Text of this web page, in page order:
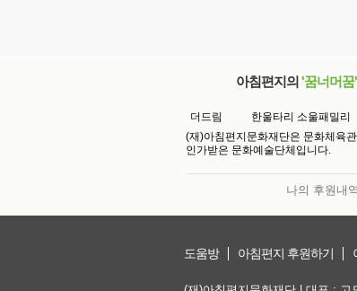
아침편지의 '꿈너머꿈'
더드림
한울타리 소울패밀리
(재)아침편지문화재단은 문화체육
인가받은 문화예술단체입니다.
나의 후원내
도움방 아침편지 후원하기